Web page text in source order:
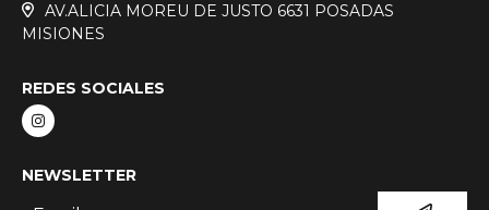
AV.ALICIA MOREU DE JUSTO 6631 POSADAS
MISIONES
REDES SOCIALES
NEWSLETTER